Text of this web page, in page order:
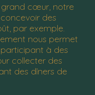
grand cœur, notre
des
par exemple.
nous permet
participant à des
collecter des
des dîners de